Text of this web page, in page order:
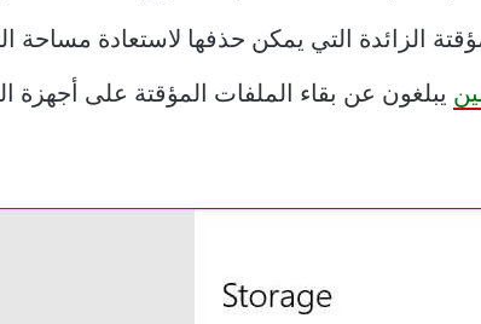
الزائدة التي يمكن حذفها لاستعادة
يبلغون عن بقاء الملفات المؤقتة على أجهزة